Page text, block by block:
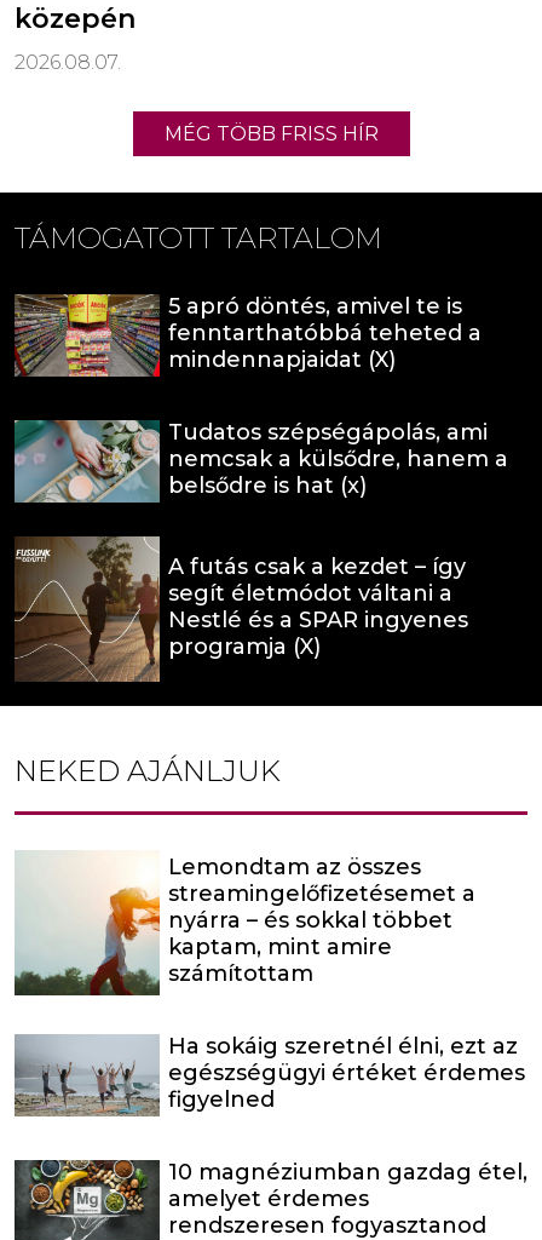
közepén
2026.08.07.
MÉG TÖBB FRISS HÍR
TÁMOGATOTT TARTALOM
5 apró döntés, amivel te is
fenntarthatóbbá teheted a
mindennapjaidat (X)
Tudatos szépségápolás, ami
nemcsak a külsődre, hanem a
belsődre is hat (x)
A futás csak a kezdet – így
segít életmódot váltani a
Nestlé és a SPAR ingyenes
programja (X)
NEKED AJÁNLJUK
Lemondtam az összes
streamingelőfizetésemet a
nyárra – és sokkal többet
kaptam, mint amire
számítottam
Ha sokáig szeretnél élni, ezt az
egészségügyi értéket érdemes
figyelned
10 magnéziumban gazdag étel,
amelyet érdemes
rendszeresen fogyasztanod